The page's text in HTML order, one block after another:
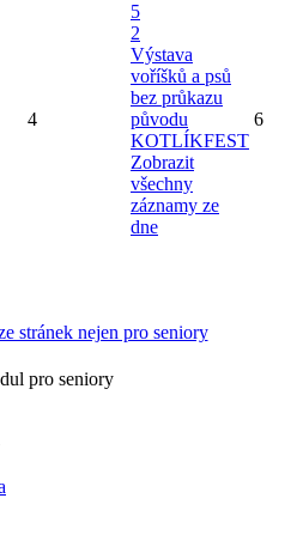
4
5
2
Výstava
voříšků a psů
bez průkazu
původu
KOTLÍKFEST
Zobrazit
všechny
záznamy ze
dne
6
stránek nejen pro seniory